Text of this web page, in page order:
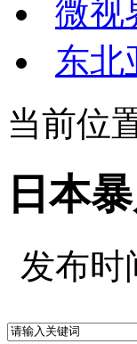
微视
东北
当前位
日本
发布时